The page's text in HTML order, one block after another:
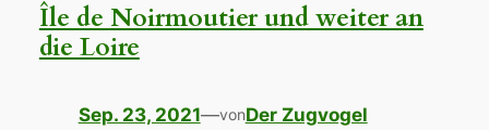
Île de Noirmoutier und weiter an
die Loire
Sep. 23, 2021—vonDer Zugvogel